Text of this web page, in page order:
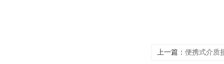
上一篇： 便携式介质